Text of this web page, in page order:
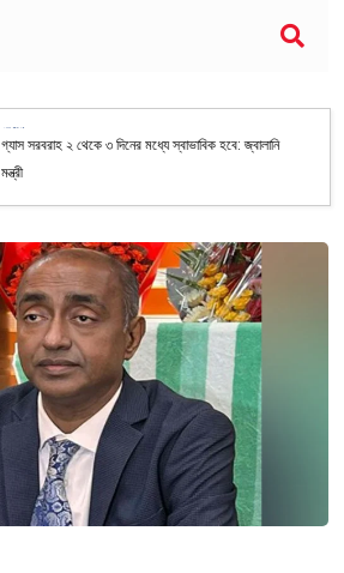
গ্যাস সরবরাহ ২ থেকে ৩ দিনের মধ্যে স্বাভাবিক হবে: জ্বালানি
মন্ত্রী